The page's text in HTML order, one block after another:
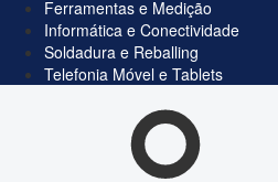
Ferramentas e Medição
Informática e Conectividade
Soldadura e Reballing
Telefonia Móvel e Tablets